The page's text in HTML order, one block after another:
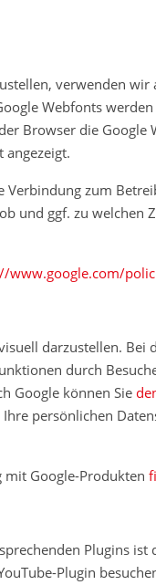
verwenden wir
Webfonts
Browser die Google
zum
und ggf. zu welchen
www.google.com/
darzustellen. Bei
durch
Google können Sie
persönlichen
Google-Produkten
Plugins ist
Plugin